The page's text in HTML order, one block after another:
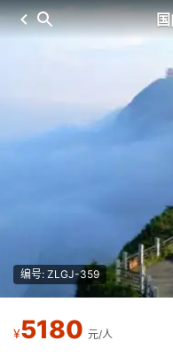
编号: ZLGJ-359
¥5180 元/人